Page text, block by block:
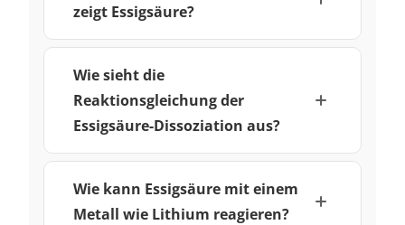
zeigt Essigsäure?
Wie sieht die
Reaktionsgleichung der
Essigsäure-Dissoziation aus?
Wie kann Essigsäure mit einem
Metall wie Lithium reagieren?